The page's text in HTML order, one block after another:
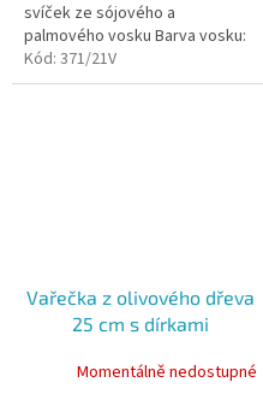
svíček ze sójového a
palmového vosku Barva vosku:
Zelená Tvar svíčky: Hranol Vůně:
Sen o Vánocích Typ vosku:...
Kód: 371/21V
Vařečka z olivového dřeva
25 cm s dírkami
Momentálně nedostupné